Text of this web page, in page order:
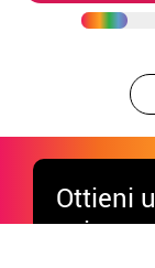
Ottieni
primo